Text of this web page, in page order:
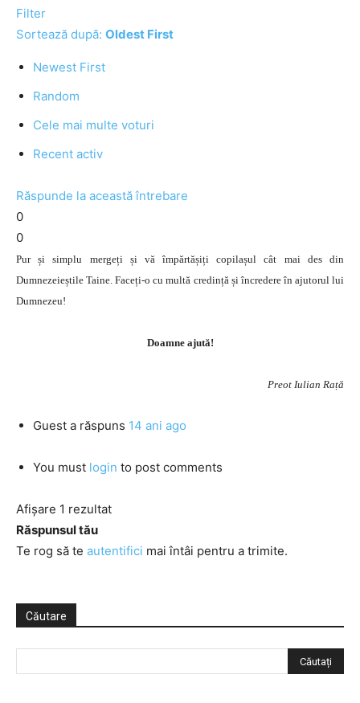
Filter
Sortează după: Oldest First
Newest First
Random
Cele mai multe voturi
Recent activ
Răspunde la această întrebare
0
0
Pur și simplu mergeți și vă împărtășiți copilașul cât mai des din
Dumnezeieștile Taine. Faceți-o cu multă credință și încredere în ajutorul lui
Dumnezeu!
Doamne ajută!
Preot Iulian Rață
Guest a răspuns 14 ani ago
You must login to post comments
Afișare 1 rezultat
Răspunsul tău
Te rog să te autentifici mai întâi pentru a trimite.
Căutare